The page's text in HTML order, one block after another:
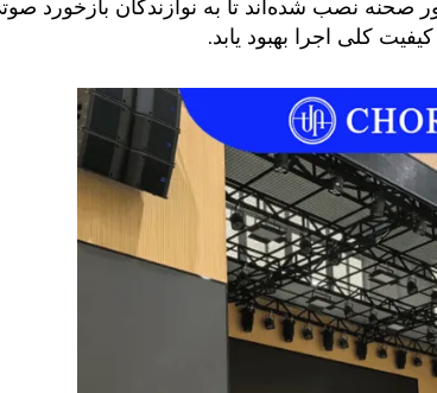
صحنه نصب شده‌اند تا به نوازندگان بازخورد
کلی اجرا بهبود یابد.